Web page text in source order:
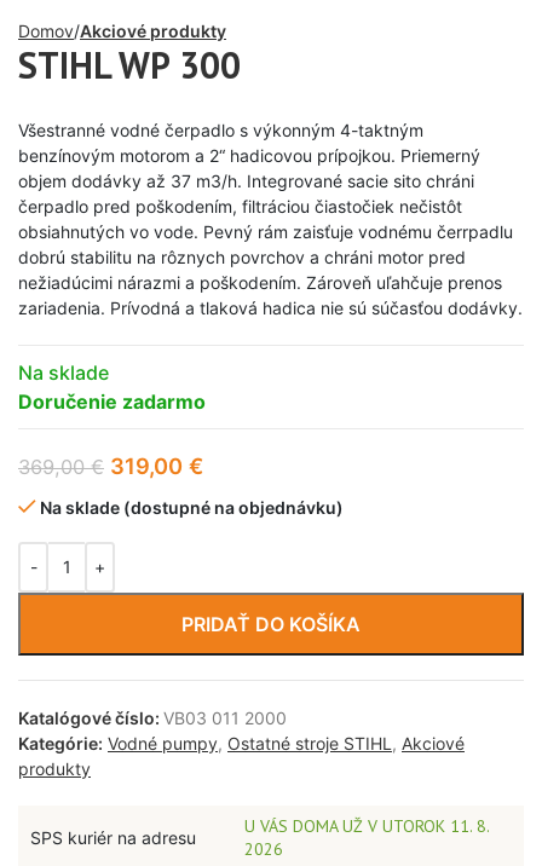
Domov Akciové produkty
STIHL WP 300
Všestranné vodné čerpadlo s výkonným 4-taktným
benzínovým motorom a 2“ hadicovou prípojkou. Priemerný
objem dodávky až 37 m3/h. Integrované sacie sito chráni
čerpadlo pred poškodením, filtráciou čiastočiek nečistôt
obsiahnutých vo vode. Pevný rám zaisťuje vodnému čerrpadlu
dobrú stabilitu na rôznych povrchov a chráni motor pred
nežiadúcimi nárazmi a poškodením. Zároveň uľahčuje prenos
zariadenia. Prívodná a tlaková hadica nie sú súčasťou dodávky.
Na sklade
Doručenie zadarmo
369,00€ 319,00 €
Na sklade (dostupné na objednávku)
PRIDAŤ DO KOŠÍKA
Katalógové číslo: VB03 011 2000
Kategórie: Vodné pumpy, Ostatné stroje STIHL , Akciové
produkty
SPS kuriér na adresu
U VÁS DOMA UŽ V UTOROK 11. 8.
2026